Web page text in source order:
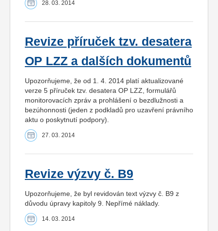
28. 03. 2014
Revize příruček tzv. desatera
OP LZZ a dalších dokumentů
Upozorňujeme, že od 1. 4. 2014 platí aktualizované
verze 5 příruček tzv. desatera OP LZZ, formulářů
monitorovacích zpráv a prohlášení o bezdlužnosti a
bezúhonnosti (jeden z podkladů pro uzavření právního
aktu o poskytnutí podpory).
27. 03. 2014
Revize výzvy č. B9
Upozorňujeme, že byl revidován text výzvy č. B9 z
důvodu úpravy kapitoly 9. Nepřímé náklady.
14. 03. 2014